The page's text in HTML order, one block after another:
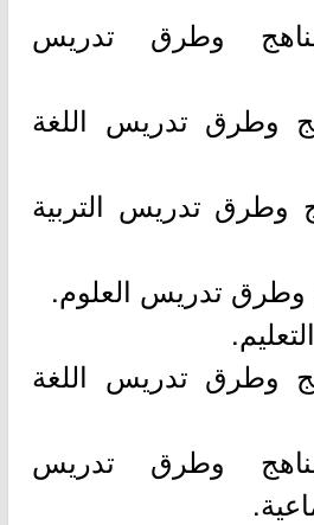
وطرق تدريس
وطرق تدريس اللغة
وطرق تدريس التربية
وطرق تدريس العلوم.
وطرق تدريس اللغة
وطرق تدريس